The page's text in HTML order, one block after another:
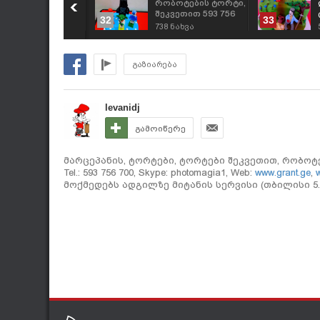
ტორტები.
32
რობოტების ტორტი,
შეკვეთით 593 756
700 „გრანტის
738 ნახვა
33
გაზიარება
levanidj
გამოიწერე
მარცეპანის, ტორტები, ტორტები შეკვეთით,
Tel.: 593 756 700, Skype: photomagia1, Web: www.grant.ge,
მოქმედებს ადგილზე მიტანის სერვისი (თბილისი